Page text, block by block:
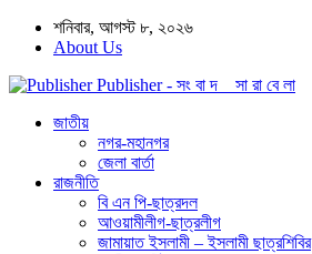
শনিবার, আগস্ট ৮, ২০২৬
About Us
Publisher - সং বা দ সা রা বে লা
জাতীয়
নগর-মহানগর
জেলা বার্তা
রাজনীতি
বি এন পি-ছাত্রদল
আওয়ামীলীগ-ছাত্রলীগ
জামায়াত ইসলামী – ইসলামী ছাত্রশিবির